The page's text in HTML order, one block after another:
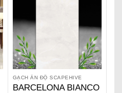
GẠCH ẤN ĐỘ SCAPEHIVE
BARCELONA BIANCO